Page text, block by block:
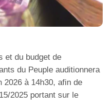
et du budget de
du Peuple auditionnera
2026 à 14h30, afin de
2025 portant sur le